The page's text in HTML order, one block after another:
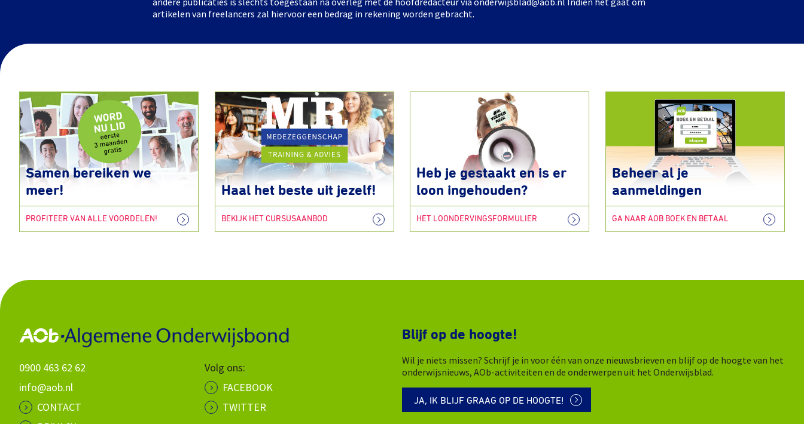
artikelen van freelancers zal hiervoor een bedrag in rekening worden gebracht.
Samen bereiken we
meer!
PROFITEER VAN ALLE VOORDELEN!
Haal het beste uit jezelf!
BEKIJK HET CURSUSAANBOD
Heb je gestaakt en is er
loon ingehouden?
HET LOONDERVINGSFORMULIER
Beheer al je
aanmeldingen
GA NAAR AOB BOEK EN BETAAL
0900 463 62 62
info@aob.nl
CONTACT
Volg ons:
FACEBOOK
TWITTER
Blijf op de hoogte!
Wil je niets missen? Schrijf je in voor één van onze nieuwsbrieven en blijf op de hoogte van het
onderwijsnieuws, AOb-activiteiten en de onderwerpen uit het Onderwijsblad.
JA, IK BLIJF GRAAG OP DE HOOGTE!